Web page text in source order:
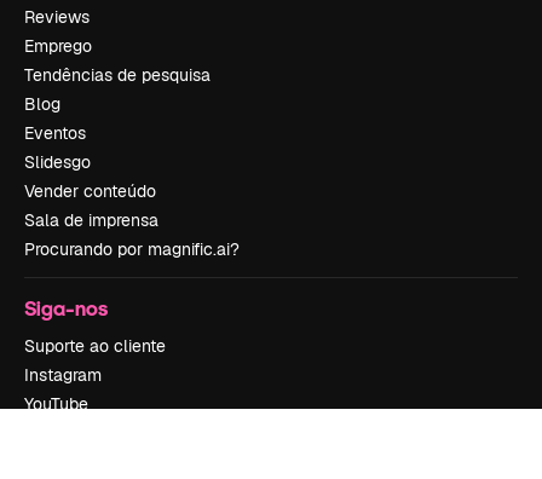
Reviews
Emprego
Tendências de pesquisa
Blog
Eventos
Slidesgo
Vender conteúdo
Sala de imprensa
Procurando por magnific.ai?
Siga-nos
Suporte ao cliente
Instagram
YouTube